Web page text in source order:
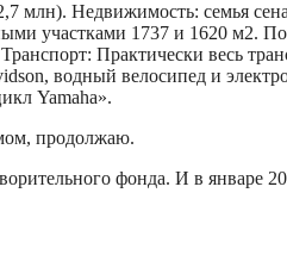
млн). Недвижимость: семья
участками 1737 и 1620 м2.
Практически весь
водный велосипед и
Yamaha».
продолжаю.
фонда. И в январе